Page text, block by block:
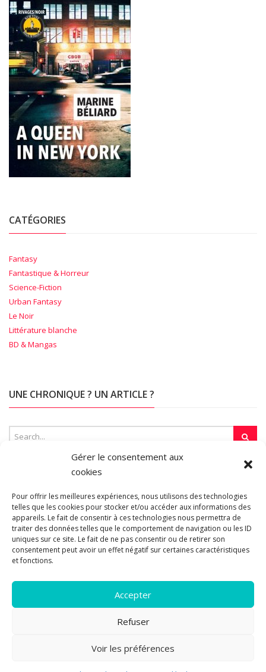
Gérer le consentement aux
cookies
Pour offrir les meilleures expériences, nous utilisons des technologies
telles que les cookies pour stocker et/ou accéder aux informations des
appareils. Le fait de consentir à ces technologies nous permettra de
traiter des données telles que le comportement de navigation ou les ID
uniques sur ce site. Le fait de ne pas consentir ou de retirer son
consentement peut avoir un effet négatif sur certaines caractéristiques
et fonctions.
Accepter
Refuser
Voir les préférences
CATÉGORIES
Fantasy
Fantastique & Horreur
Science-Fiction
Urban Fantasy
Le Noir
Littérature blanche
BD & Mangas
UNE CHRONIQUE ? UN ARTICLE ?
SUR LA TOILE…
Blogroll
de cookies.